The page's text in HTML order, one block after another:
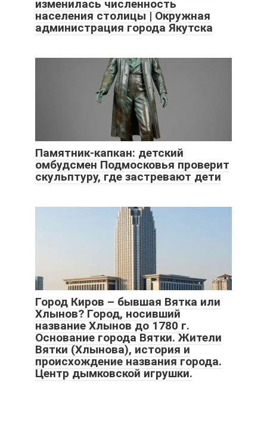
изменилась численность
населения столицы | Окружная
администрация города Якутска
Памятник-капкан: детский
омбудсмен Подмосковья проверит
скульптуру, где застревают дети
Город Киров – бывшая Вятка или
Хлынов? Город, носивший
название Хлынов до 1780 г.
Основание города Вятки. Жители
Вятки (Хлынова), история и
происхождение названия города.
Центр дымковской игрушки.